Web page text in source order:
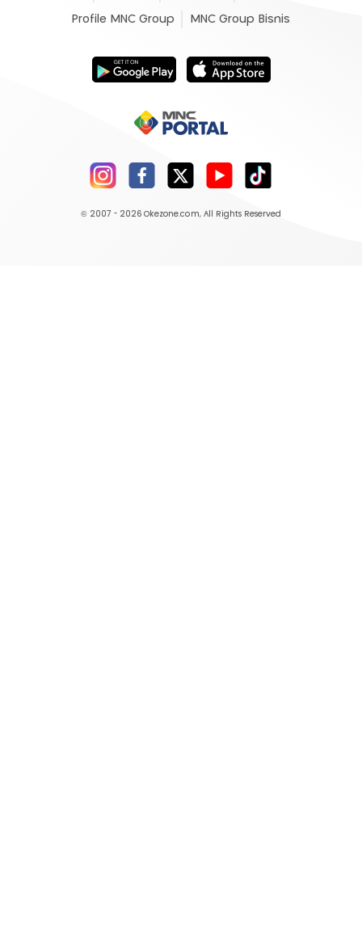
Profile MNC Group MNC Group Bisnis
© 2007 - 2026 Okezone.com, All Rights Reserved